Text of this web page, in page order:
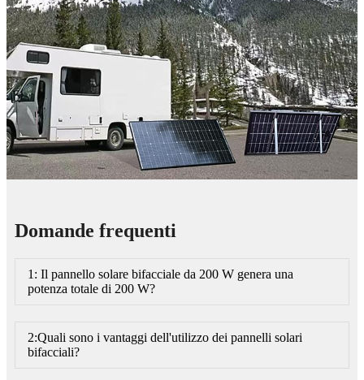
Domande frequenti
1: Il pannello solare bifacciale da 200 W genera una
potenza totale di 200 W?
2:Quali sono i vantaggi dell'utilizzo dei pannelli solari
bifacciali?